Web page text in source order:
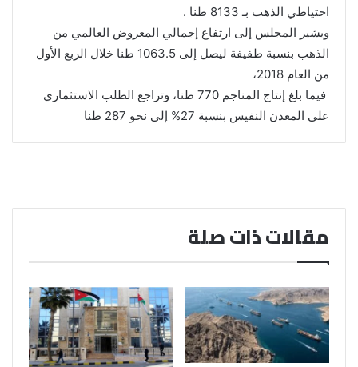
احتياطي الذهب بـ 8133 طنا .
ويشير المجلس إلى ارتفاع إجمالي المعروض العالمي من
الذهب بنسبة طفيفة ليصل إلى 1063.5 طنا خلال الربع الأول
من العام 2018،
فيما بلغ إنتاج المناجم 770 طنا، وتراجع الطلب الاستثماري
على المعدن النفيس بنسبة 27% إلى نحو 287 طنا
مقالات ذات صلة